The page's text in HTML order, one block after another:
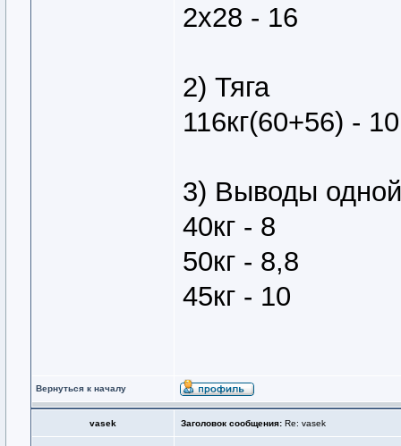
2х28 - 16
2) Тяга
116кг(60+56) -
3) Выводы одной
40кг - 8
50кг - 8,8
45кг - 10
Вернуться к началу
vasek Заголовок сообщения: Re: vasek